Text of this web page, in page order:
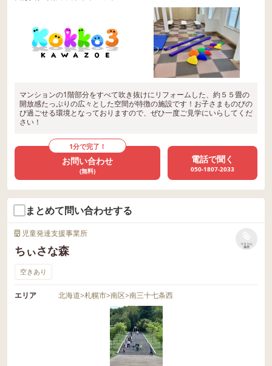
マンションの1階部分をすべて吹き抜けにリフォームした、約５５畳の
開放感たっぷりの広々とした空間が特徴の施設です！お子さまものびの
び過ごせる環境となっておりますので、ぜひ一度ご見学にいらしてくだ
さい！
1分で完了！
お問い合わせ
(無料)
電話で聞く
050-1807-2033
まとめて問い合わせする
児童発達支援事業所
ちぃさな森
リストに
保存
空きあり
エリア 北海道>札幌市>南区>南三十七条西